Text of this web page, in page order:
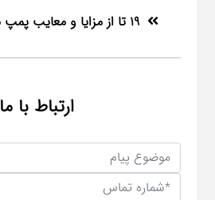
19 تا از مزایا و معایب پمپ باد فندکی
ارتباط با ما